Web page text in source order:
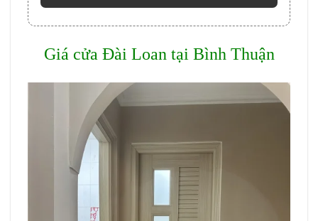
Giá cửa Đài Loan tại Bình Thuận